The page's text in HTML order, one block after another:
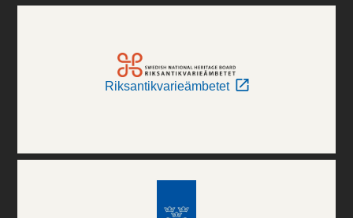
Riksantikvarieämbetet